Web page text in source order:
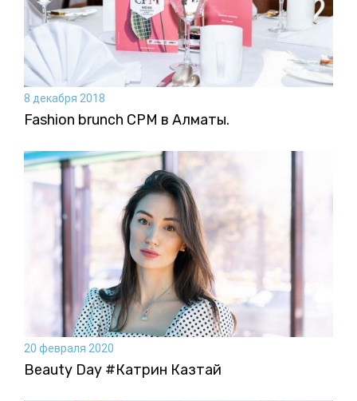
8 декабря 2018
Fashion brunch CPM в Алматы.
20 февраля 2020
Beauty Day #Катрин Казтай